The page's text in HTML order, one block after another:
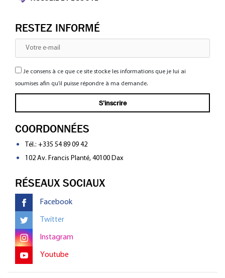
RESTEZ INFORMÉ
Je consens à ce que ce site stocke les informations que je lui ai
soumises afin qu’il puisse répondre à ma demande.
COORDONNÉES
Tél.: +335 54 89 09 42
102 Av. Francis Planté, 40100 Dax
RÉSEAUX SOCIAUX
Facebook
Twitter
Instagram
Youtube